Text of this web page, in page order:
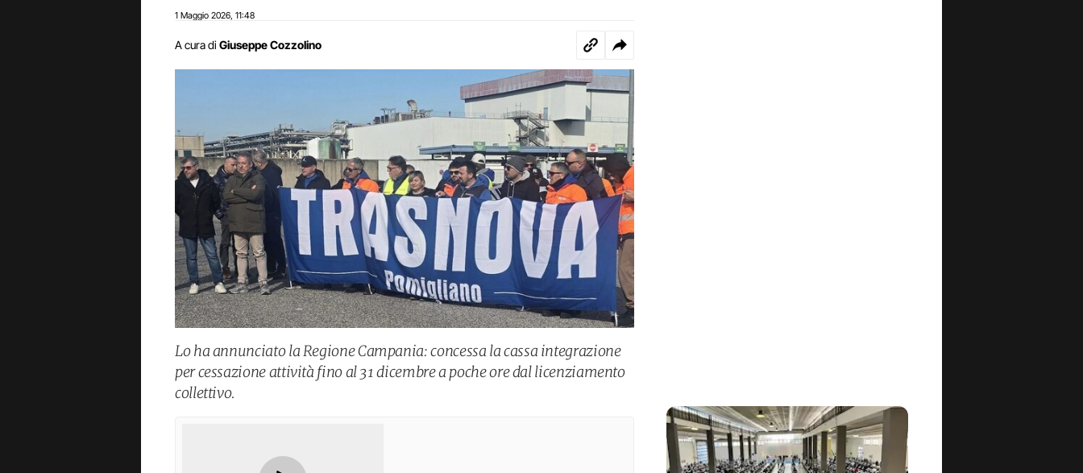
1 Maggio 2026 11:48
A cura di Giuseppe Cozzolino
Lo ha annunciato la Regione Campania: concessa la cassa integrazione
per cessazione attività fino al 31 dicembre a poche ore dal licenziamento
collettivo.